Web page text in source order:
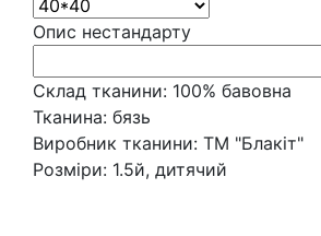
Опис нестандарту
Склад тканини: 100% бавовна
Тканина: бязь
Виробник тканини: ТМ "Блакіт"
Розміри: 1.5й, дитячий